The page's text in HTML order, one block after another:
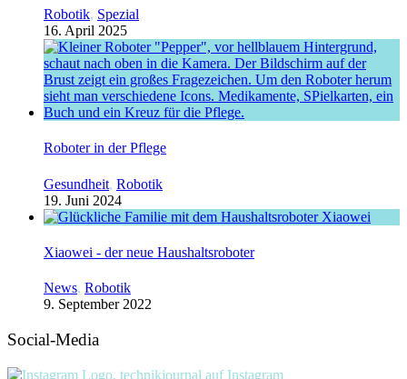
Robotik, Spezial
16. April 2025
Roboter in der Pflege
Gesundheit, Robotik
19. Juni 2024
Xiaowei - der neue Haushaltsroboter
News, Robotik
9. September 2022
Social-Media